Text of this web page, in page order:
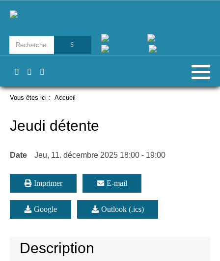
Vous êtes ici : Accueil
Jeudi détente
Date Jeu, 11. décembre 2025 18:00 - 19:00
Imprimer E-mail
Google Outlook (.ics)
Description